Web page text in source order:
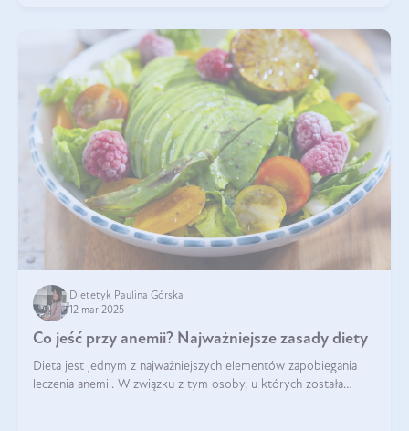
Dietetyk Paulina Górska
12 mar 2025
Co jeść przy anemii? Najważniejsze zasady diety
Dieta jest jednym z najważniejszych elementów zapobiegania i
leczenia anemii. W związku z tym osoby, u których została